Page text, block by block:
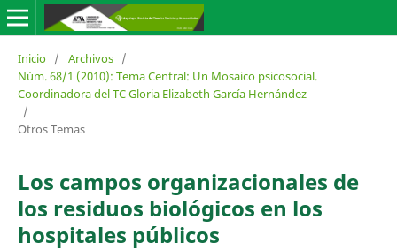
Inicio / Archivos /
Núm. 68/1 (2010): Tema Central: Un Mosaico psicosocial.
Coordinadora del TC Gloria Elizabeth García Hernández
/
Otros Temas
Los campos organizacionales de
los residuos biológicos en los
hospitales públicos